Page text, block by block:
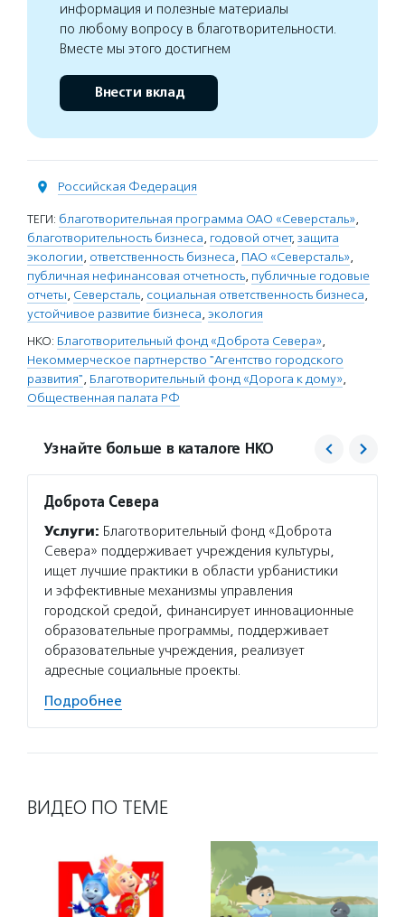
информация и полезные материалы
по любому вопросу в благотворительности.
Вместе мы этого достигнем
Внести вклад
Российская Федерация
ТЕГИ: благотворительная программа ОАО «Северсталь»,
благотворительность бизнеса, годовой отчет, защита
экологии, ответственность бизнеса, ПАО «Северсталь»,
публичная нефинансовая отчетность, публичные годовые
отчеты, Северсталь, социальная ответственность бизнеса,
устойчивое развитие бизнеса, экология
НКО: Благотворительный фонд «Доброта Севера»,
Некоммерческое партнерство "Агентство городского
развития", Благотворительный фонд «Дорога к дому»,
Общественная палата РФ
Узнайте больше в каталоге НКО
Доброта Севера
Услуги: Благотворительный фонд «Доброта
Севера» поддерживает учреждения культуры,
ищет лучшие практики в области урбанистики
и эффективные механизмы управления
городской средой, финансирует инновационные
образовательные программы, поддерживает
образовательные учреждения, реализует
адресные социальные проекты.
Подробнее
ВИДЕО ПО ТЕМЕ